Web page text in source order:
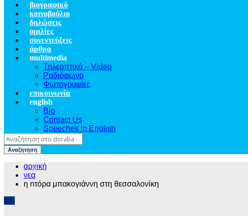
βιογραφικό
κοινοβούλιο
δηλώσεις
ομιλίες
συνεντεύξεις
άρθρα
multimedia
Τηλεοπτικά – Video
Ραδιόφωνο
Φωτογραφίες
επικοινωνία
english
Bio
Contact Us
Speeches in English
Αναζητηση
αρχική
νεα
η nτόρα μπακογιάννη στη θεσσαλονίκη
νεα